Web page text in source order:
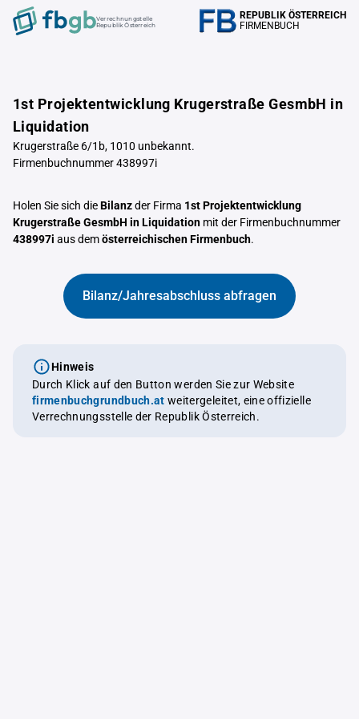
Verrechnungstelle
Republik Österreich
REPUBLIK ÖSTERREICH
FIRMENBUCH
1st Projektentwicklung Krugerstraße GesmbH in
Liquidation
Krugerstraße 6/1b, 1010 unbekannt.
Firmenbuchnummer 438997i
Holen Sie sich dieBilanzder Firma 1st Projektentwicklung
Krugerstraße GesmbH in Liquidation mit der Firmenbuchnummer
438997i aus demösterreichischen Firmenbuch.
Bilanz/Jahresabschluss abfragen
Hinweis
Durch Klick auf den Button werden Sie zur Website
firmenbuchgrundbuch.at weitergeleitet, eine offizielle
Verrechnungsstelle der Republik Österreich.